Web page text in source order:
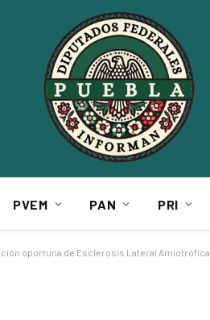
PVEM PAN PRI
oportuna de Esclerosis Lateral Amiotrófica